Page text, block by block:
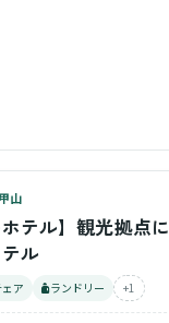
山
テル】観光拠点に
ル
ア ランドリー +1